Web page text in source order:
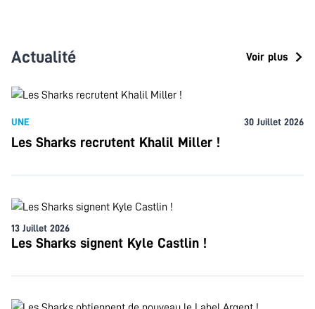
Actualité Voir plus
UNE 30 Juillet 2026
Les Sharks recrutent Khalil Miller !
13 Juillet 2026
Les Sharks signent Kyle Castlin !